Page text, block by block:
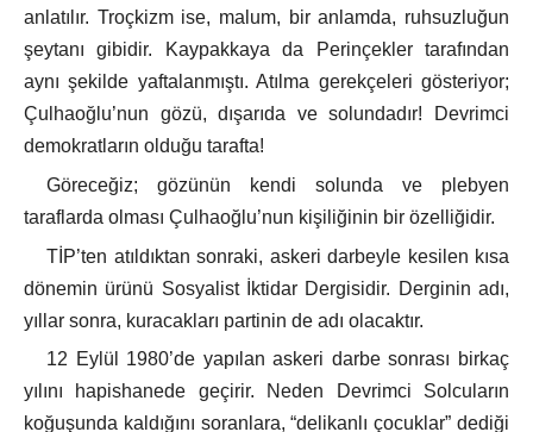
anlatılır. Troçkizm ise, malum, bir anlamda, ruhsuzluğun
şeytanı gibidir. Kaypakkaya da Perinçekler tarafından
aynı şekilde yaftalanmıştı. Atılma gerekçeleri gösteriyor;
Çulhaoğlu’nun gözü, dışarıda ve solundadır! Devrimci
demokratların olduğu tarafta!
Göreceğiz; gözünün kendi solunda ve plebyen
taraflarda olması Çulhaoğlu’nun kişiliğinin bir özelliğidir.
TİP’ten atıldıktan sonraki, askeri darbeyle kesilen kısa
dönemin ürünü Sosyalist İktidar Dergisidir. Derginin adı,
yıllar sonra, kuracakları partinin de adı olacaktır.
12 Eylül 1980’de yapılan askeri darbe sonrası birkaç
yılını hapishanede geçirir. Neden Devrimci Solcuların
koğuşunda kaldığını soranlara, “delikanlı çocuklar” dediği